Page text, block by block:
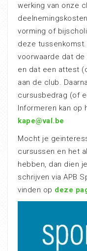
werking van onze
vorming of
deze
voorwaarde dat
en dat een attest
aan de club.
cursusbedrag (of
Informeren kan op
kape@val.be
Mocht je
cursussen en het
hebben, dan dien
schrijven via APB
vinden op deze